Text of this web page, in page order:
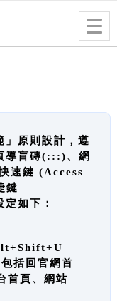
」原則設計，遵
導盲磚(:::)、網
速鍵 (Access
鍵
如下：
括回官網首
首頁、網站